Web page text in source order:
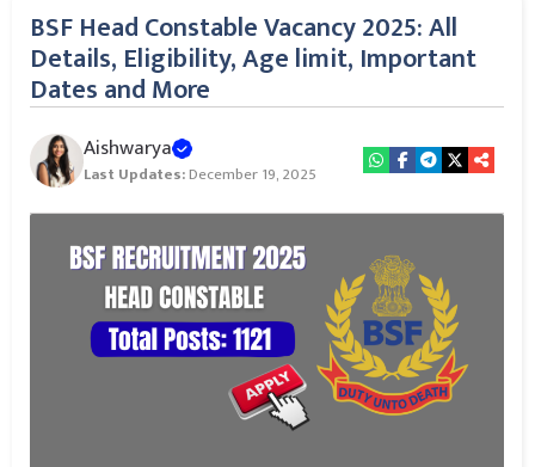
BSF Head Constable Vacancy 2025: All
Details, Eligibility, Age limit, Important
Dates and More
Aishwarya
Last Updates:December 19, 2025